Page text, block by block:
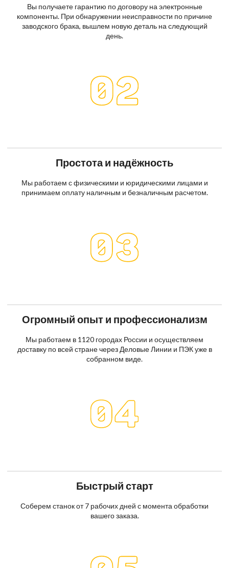
Вы получаете гарантию по договору на электронные
компоненты. При обнаружении неисправности по причине
заводского брака, вышлем новую деталь на следующий
день.
Простота и надёжность
Мы работаем с физическими и юридическими лицами и
принимаем оплату наличным и безналичным расчетом.
Огромный опыт и профессионализм
Мы работаем в 1120 городах России и осуществляем
доставку по всей стране через Деловые Линии и ПЭК уже в
собранном виде.
Быстрый старт
Соберем станок от 7 рабочих дней с момента обработки
вашего заказа.